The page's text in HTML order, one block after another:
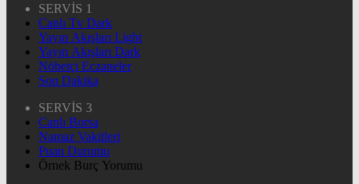
SERVİS 1
Canlı Tv Dark
Yayın Akışları Light
Yayın Akışları Dark
Nöbetçi Eczaneler
Son Dakika
SERVİS 3
Canlı Borsa
Namaz Vakitleri
Puan Durumu
Örnek Burç Yorumu